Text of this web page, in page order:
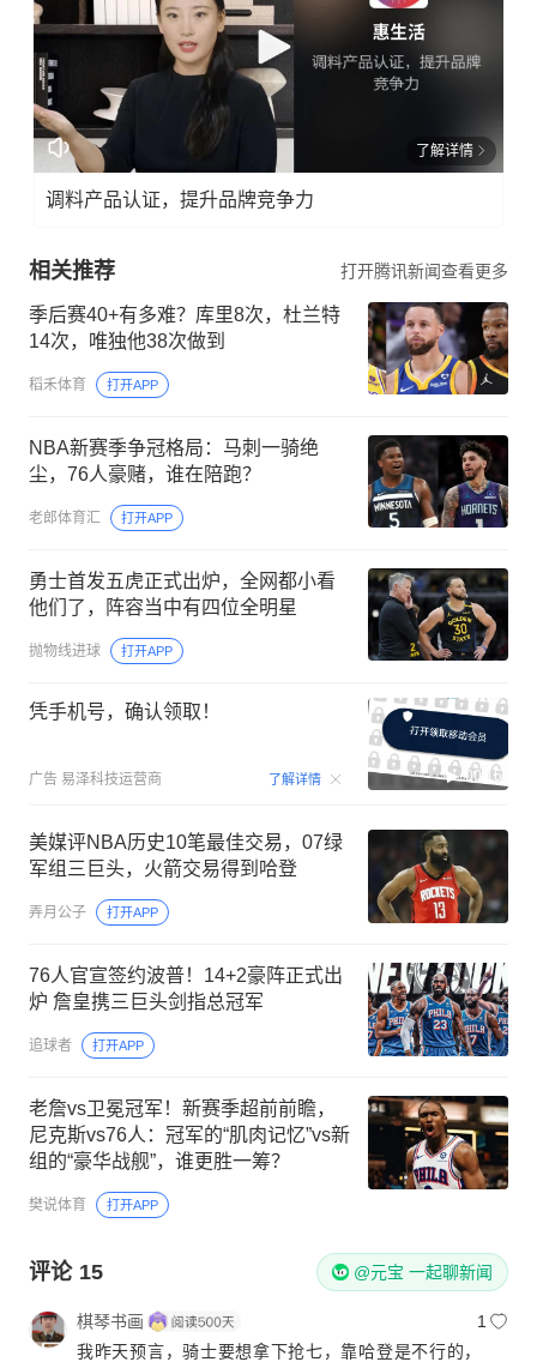
了解详情
调料产品认证，提升品牌竞争力
相关推荐 打开腾讯新闻查看更多
季后赛40+有多难？库里8次，杜兰特
14次，唯独他38次做到
稻禾体育 打开APP
NBA新赛季争冠格局：马刺一骑绝
尘，76人豪赌，谁在陪跑？
老郎体育汇 打开APP
勇士首发五虎正式出炉，全网都小看
他们了，阵容当中有四位全明星
抛物线进球 打开APP
凭手机号，确认领取！
广告 易泽科技运营商 了解详情 00:15
美媒评NBA历史10笔最佳交易，07绿
军组三巨头，火箭交易得到哈登
弄月公子 打开APP
76人官宣签约波普！14+2豪阵正式出
炉 詹皇携三巨头剑指总冠军
追球者 打开APP
老詹vs卫冕冠军！新赛季超前前瞻，
尼克斯vs76人：冠军的“肌肉记忆”vs新
组的“豪华战舰”，谁更胜一筹？
樊说体育 打开APP
评论 15 @元宝 一起聊新闻
棋琴书画
1
我昨天预言，骑士要想拿下抢七，靠哈登是不行的，